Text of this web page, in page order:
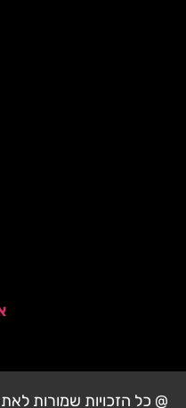
@ כל הזכויות שמורות